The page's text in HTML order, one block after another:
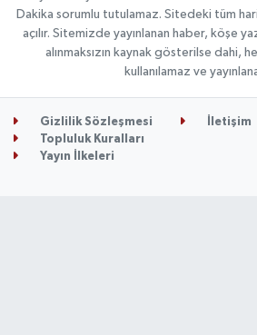
Dakika sorumlu tutulamaz. Sitedeki tüm
açılır. Sitemizde yayınlanan haber, köşe
alınmaksızın kaynak gösterilse dahi,
kullanılamaz ve
Gizlilik Sözleşmesi
İletişim
Topluluk Kuralları
Yayın İlkeleri